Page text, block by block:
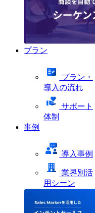
プラン
プラン・
導入の流れ
サポート
体制
事例
導入事例
業界別活
用シーン